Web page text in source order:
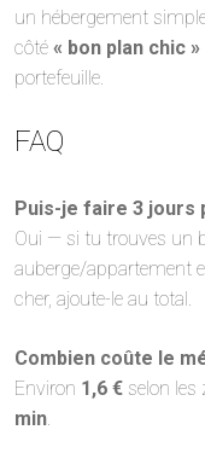
un hébergement
côté « bon plan chic »
portefeuille.
FAQ
Puis-je faire 3 jours
Oui — si tu trouves un
auberge/appartement
cher, ajoute-le au total.
Combien coûte le
Environ 1,6 € selon les
min